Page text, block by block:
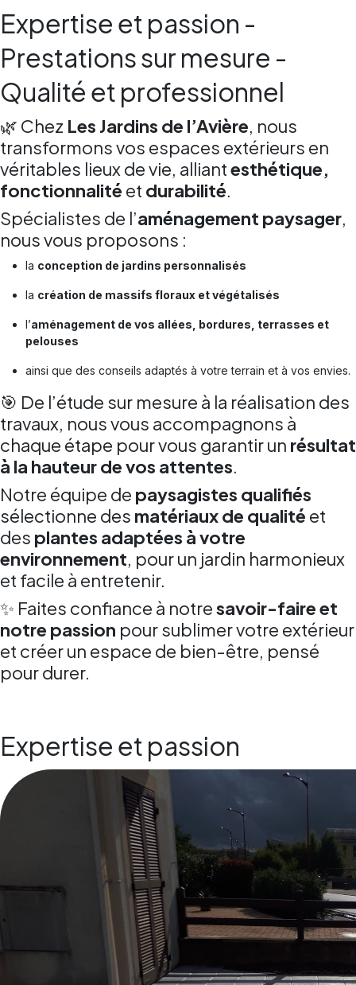
Expertise et passion -
Prestations sur mesure -
Qualité et professionnel
🌿 Chez Les Jardins de l’Avière, nous
transformons vos espaces extérieurs en
véritables lieux de vie, alliantesthétique,
fonctionnalité et durabilité.
Spécialistes de l’aménagement paysager,
nous vous proposons :
la conception de jardins personnalisés
la création de massifs floraux et végétalisés
l’aménagement de vos allées, bordures, terrasses et
pelouses
ainsi que des conseils adaptés à votre terrain et à vos envies.
🎯 De l’étude sur mesure à la réalisation des
travaux, nous vous accompagnons à
chaque étape pour vous garantir un résultat
à la hauteur de vos attentes.
Notre équipe de paysagistes qualifiés
sélectionne des matériaux de qualité et
des plantes adaptées à votre
environnement, pour un jardin harmonieux
et facile à entretenir.
✨ Faites confiance à notresavoir-faire et
notre passion pour sublimer votre extérieur
et créer un espace de bien-être, pensé
pour durer.
Expertise et passion